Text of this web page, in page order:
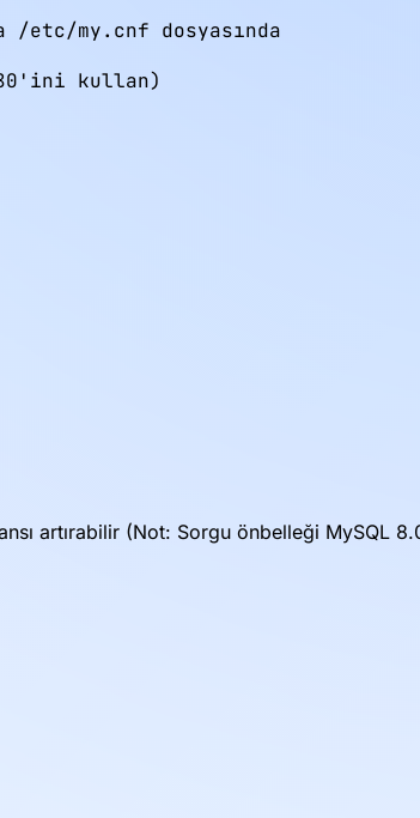
etc/my.cnf dosyasında
80'ini kullan)
artırabilir (Not: Sorgu önbelleği MySQL